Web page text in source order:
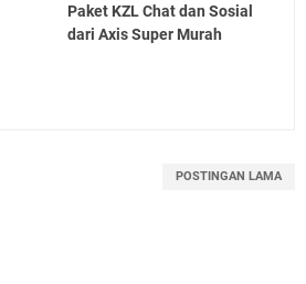
Paket KZL Chat dan Sosial
dari Axis Super Murah
POSTINGAN LAMA